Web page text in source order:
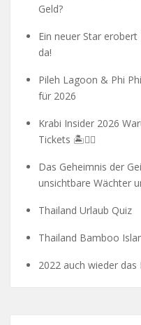
Geld?
Ein neuer Star
da!
Pileh Lagoon & Phi
für 2026
Krabi Insider 2026
Tickets 🏝️🧗‍♂️
Das Geheimnis der
unsichtbare Wächter
Thailand Urlaub Quiz
Thailand Bamboo
2022 auch wieder das